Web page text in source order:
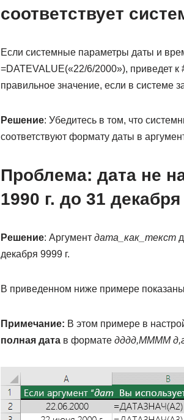
соответствует
Если системные параметры даты и
=DATEVALUE(«22/6/2000»), приведет
правильное значение, если в системе
Решение: Убедитесь в том, что
соответствуют формату даты в
Проблема: дата не
1990 г. до 31 декабря
Решение: Аргумент дата_как_текст
декабря 9999 г.
В приведенном ниже примере
Примечание: В этом примере в
полная датав формате дддд,ММММ